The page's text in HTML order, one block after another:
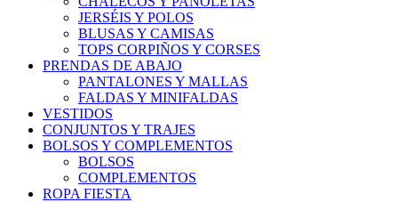
JERSÉIS Y POLOS
BLUSAS Y CAMISAS
TOPS CORPIÑOS Y CORSES
PRENDAS DE ABAJO
PANTALONES Y MALLAS
FALDAS Y MINIFALDAS
VESTIDOS
CONJUNTOS Y TRAJES
BOLSOS Y COMPLEMENTOS
BOLSOS
COMPLEMENTOS
ROPA FIESTA